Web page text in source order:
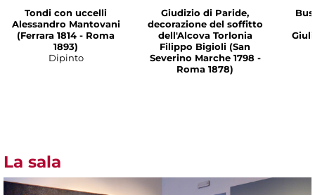
Tondi con uccelli
Alessandro Mantovani
(Ferrara 1814 - Roma
1893)
Dipinto
Giudizio di Paride,
decorazione del soffitto
dell'Alcova Torlonia
Filippo Bigioli (San
Severino Marche 1798 -
Roma 1878)
La sala